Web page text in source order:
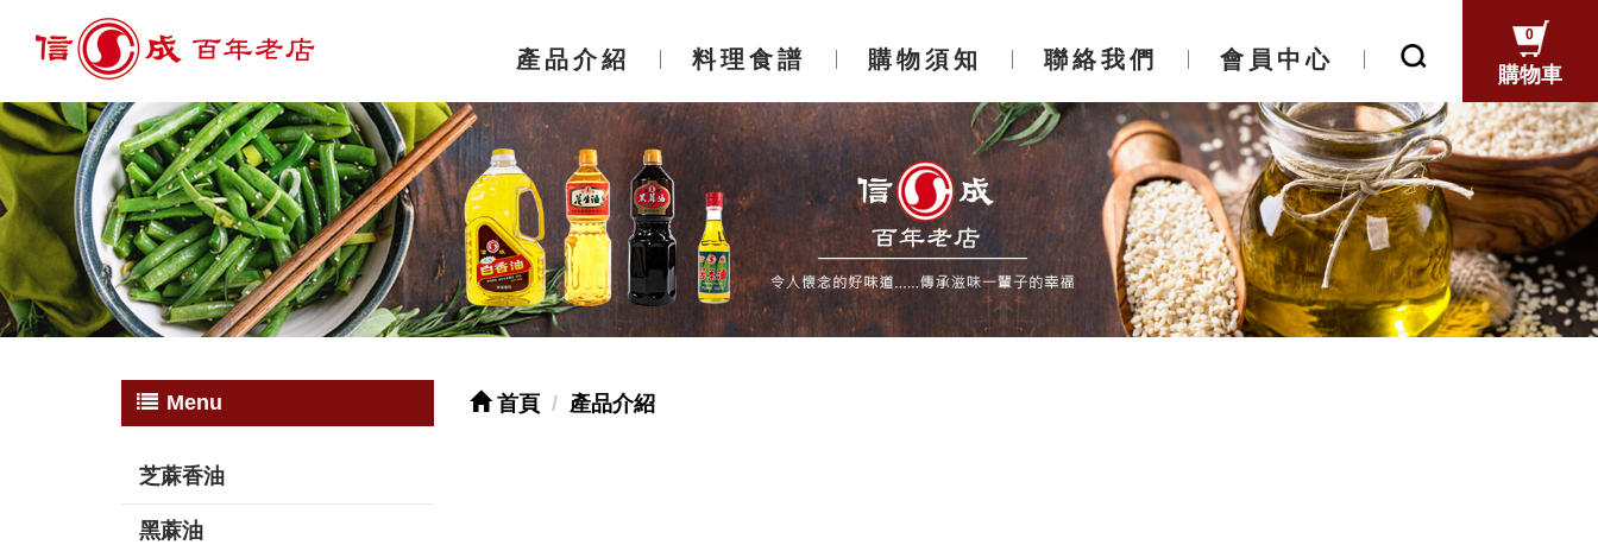
購物車
0
產品介紹
產品介紹
料理食譜
料理食譜
購物須知
購物須知
聯絡我們
聯絡我們
會員中心
會員中心
Menu
芝蔴香油
黑蔴油
首頁 產品介紹